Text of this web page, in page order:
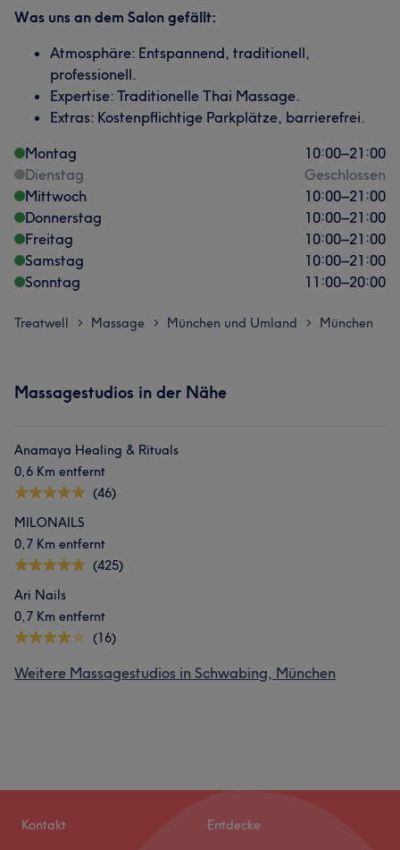
Was uns an dem Salon gefällt:
Atmosphäre: Entspannend, traditionell,
professionell.
Expertise: Traditionelle Thai Massage.
Extras: Kostenpflichtige Parkplätze, barrierefrei.
Montag
10:00–21:00
Dienstag
Geschlossen
Mittwoch
10:00–21:00
Donnerstag
10:00–21:00
Freitag
10:00–21:00
Samstag
10:00–21:00
Sonntag
11:00–20:00
Treatwell > Massage > München und Umland > München
Massagestudios in der Nähe
Anamaya Healing & Rituals
0,6 Km entfernt
(46)
MILONAILS
0,7 Km entfernt
(425)
Ari Nails
0,7 Km entfernt
(16)
Weitere Massagestudios in Schwabing, München
Kontakt Entdecke